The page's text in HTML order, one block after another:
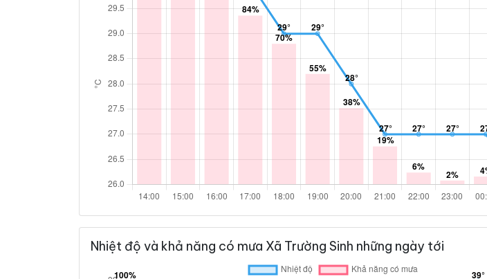
Nhiệt độ và khả năng có mưa Xã Trường Sinh những ngày tới